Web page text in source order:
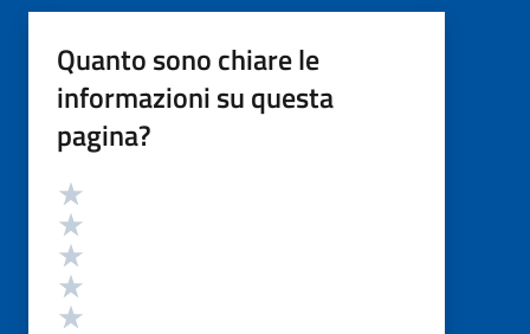
Quanto sono chiare le
informazioni su questa
pagina?
Valutazione